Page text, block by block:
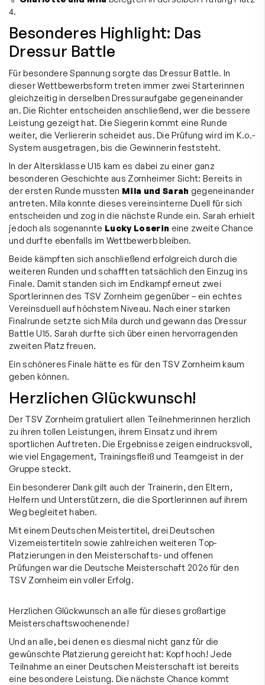
4.
Besonderes Highlight: Das
Dressur Battle
Für besondere Spannung sorgte das Dressur Battle. In
dieser Wettbewerbsform treten immer zwei Starterinnen
gleichzeitig in derselben Dressuraufgabe gegeneinander
an. Die Richter entscheiden anschließend, wer die bessere
Leistung gezeigt hat. Die Siegerin kommt eine Runde
weiter, die Verliererin scheidet aus. Die Prüfung wird im K.o.-
System ausgetragen, bis die Gewinnerin feststeht.
In der Altersklasse U15 kam es dabei zu einer ganz
besonderen Geschichte aus Zornheimer Sicht: Bereits in
der ersten Runde mussten Mila und Sarah gegeneinander
antreten. Mila konnte dieses vereinsinterne Duell für sich
entscheiden und zog in die nächste Runde ein. Sarah erhielt
jedoch als sogenannte Lucky Loserin eine zweite Chance
und durfte ebenfalls im Wettbewerb bleiben.
Beide kämpften sich anschließend erfolgreich durch die
weiteren Runden und schafften tatsächlich den Einzug ins
Finale. Damit standen sich im Endkampf erneut zwei
Sportlerinnen des TSV Zornheim gegenüber – ein echtes
Vereinsduell auf höchstem Niveau. Nach einer starken
Finalrunde setzte sich Mila durch und gewann das Dressur
Battle U15. Sarah durfte sich über einen hervorragenden
zweiten Platz freuen.
Ein schöneres Finale hätte es für den TSV Zornheim kaum
geben können.
Herzlichen Glückwunsch!
Der TSV Zornheim gratuliert allen Teilnehmerinnen herzlich
zu ihren tollen Leistungen, ihrem Einsatz und ihrem
sportlichen Auftreten. Die Ergebnisse zeigen eindrucksvoll,
wie viel Engagement, Trainingsfleiß und Teamgeist in der
Gruppe steckt.
Ein besonderer Dank gilt auch der Trainerin, den Eltern,
Helfern und Unterstützern, die die Sportlerinnen auf ihrem
Weg begleitet haben.
Mit einem Deutschen Meistertitel, drei Deutschen
Vizemeistertiteln sowie zahlreichen weiteren Top-
Platzierungen in den Meisterschafts- und offenen
Prüfungen war die Deutsche Meisterschaft 2026 für den
TSV Zornheim ein voller Erfolg.
Herzlichen Glückwunsch an alle für dieses großartige
Meisterschaftswochenende!
Und an alle, bei denen es diesmal nicht ganz für die
gewünschte Platzierung gereicht hat: Kopf hoch! Jede
Teilnahme an einer Deutschen Meisterschaft ist bereits
eine besondere Leistung. Die nächste Chance kommt